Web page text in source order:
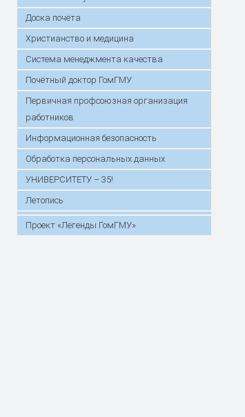
Доска почёта
Христианство и медицина
Система менеджмента качества
Почётный доктор ГомГМУ
Первичная профсоюзная организация
работников
Информационная безопасность
Обработка персональных данных
УНИВЕРСИТЕТУ – 35!
Летопись
Проект «Легенды ГомГМУ»